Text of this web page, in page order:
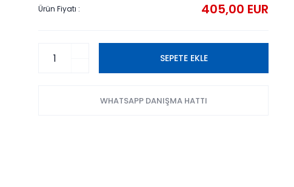
Ürün Fiyatı : 405,00 EUR
SEPETE EKLE
WHATSAPP DANIŞMA HATTI